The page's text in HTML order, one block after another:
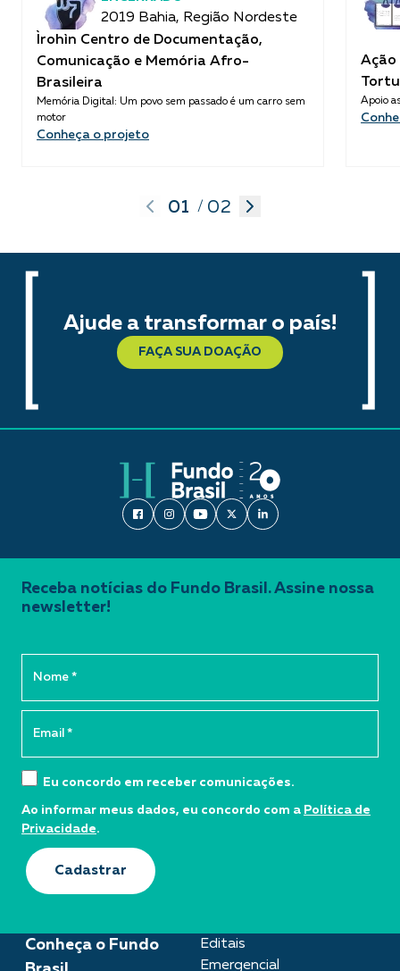
2019 Bahia, Região Nordeste
Ìrohìn Centro de Documentação,
Comunicação e Memória Afro-
Brasileira
Memória Digital: Um povo sem passado é um carro sem
motor
Conheça o projeto
Ação
Apoio
01 / 02
Ajude a transformar o país!
FAÇA SUA DOAÇÃO
Conheça o Fundo
Editais
Emergencial
Receba notícias do Fundo Brasil. Assine nossa
newsletter!
Eu concordo em receber comunicações.
Ao informar meus dados, eu concordo com a Política de
Privacidade.
Cadastrar